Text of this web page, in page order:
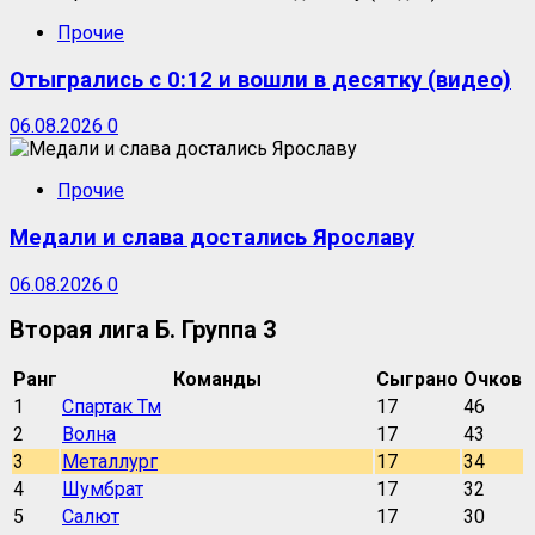
Прочие
Отыгрались с 0:12 и вошли в десятку (видео)
06.08.2026 0
Прочие
Медали и слава достались Ярославу
06.08.2026 0
Вторая лига Б. Группа 3
Ранг Команды Сыграно Очков
1
Спартак Тм 17
46
2
Волна 17
43
3
Металлург 17
34
4
Шумбрат 17
32
5
Салют 17
30